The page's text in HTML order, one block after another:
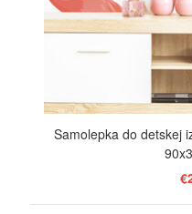
Samolepka do detskej